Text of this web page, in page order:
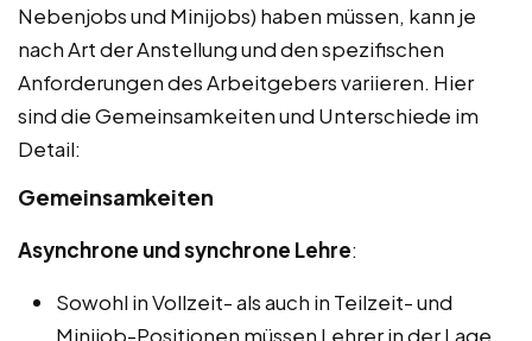
Nebenjobs und Minijobs) haben müssen, kann je
nach Art der Anstellung und den spezifischen
Anforderungen des Arbeitgebers variieren. Hier
sind die Gemeinsamkeiten und Unterschiede im
Detail:
Gemeinsamkeiten
Asynchrone und synchrone Lehre:
Sowohl in Vollzeit- als auch in Teilzeit- und
Minijob-Positionen müssen Lehrer in der Lage